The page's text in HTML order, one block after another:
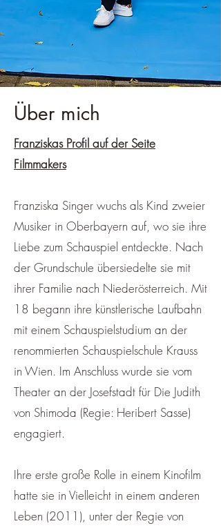
Über mich
Franziskas Profil auf der Seite
Filmmakers
Franziska Singer wuchs als Kind zweier
Musiker in Oberbayern auf, wo sie ihre
Liebe zum Schauspiel entdeckte. Nach
der Grundschule übersiedelte sie mit
ihrer Familie nach Niederösterreich. Mit
18 begann ihre künstlerische Laufbahn
mit einem Schauspielstudium an der
renommierten Schauspielschule Krauss
in Wien. Im Anschluss wurde sie vom
Theater an der Josefstadt für Die Judith
von Shimoda (Regie: Heribert Sasse)
engagiert.
Ihre erste große Rolle in einem Kinofilm
hatte sie in Vielleicht in einem anderen
Leben (2011), unter der Regie von